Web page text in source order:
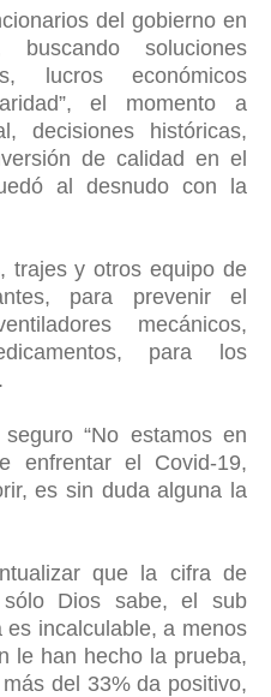
del gobierno en
soluciones
lucros económicos
el momento a
decisiones históricas,
de calidad en el
al desnudo con la
trajes y otros equipo de
para prevenir el
mecánicos,
para los
“No estamos en
enfrentar el Covid-19,
es sin duda alguna la
que la cifra de
sólo Dios sabe, el sub
incalculable, a menos
le han hecho la prueba,
del 33% da positivo,